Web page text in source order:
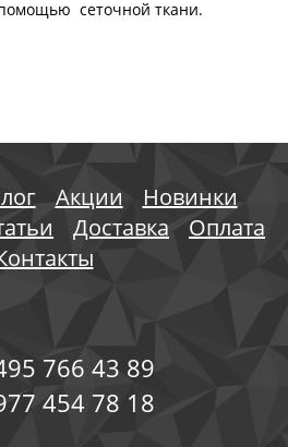
сеточной ткани.
Акции
Новинки
Доставка
Оплата
766 43 89
454 78 18